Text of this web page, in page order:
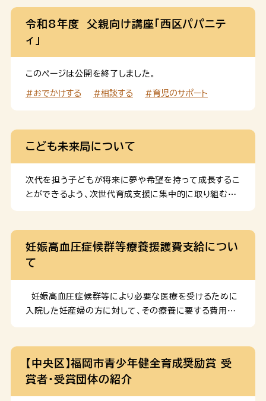
令和8年度 父親向け講座「西区パパニテ
ィ」
このページは公開を終了しました。
#おでかけする #相談する #育児のサポート
こども未来局について
次代を担う子どもが将来に夢や希望を持って成長するこ
とができるよう、次世代育成支援に集中的に取り組むた
も・子育て施策にかかる総合的な企画調整、子ども総合
計画、子ども施策に関する広報等 こども健全育成課 子
ども・若者育成支援施策にかかる企画調整、青少年の非
行防止・健全育成に関すること、中央児童会館「あいく
る」、背振少年自然の家、海の中道青少年海の家及び科学
護に関すること、ヤングケアラーに関すること、児童手当、
支援が必要な子どもの把握・支援等に関すること こども
妊娠高血圧症候群等療養援護費支給につい
て
妊娠高血圧症候群等により必要な医療を受けるために
入院した妊産婦の方に対して、その療養に要する費用の
母体又は胎児の保護のために医療機関へ入院して必要
な医療を受けた方 ４．入院期間が７日以上であった方
５．前年の所得税課税額が年額３０，０００円以下の世帯
【中央区】福岡市青少年健全育成奨励賞 受
賞者・受賞団体の紹介